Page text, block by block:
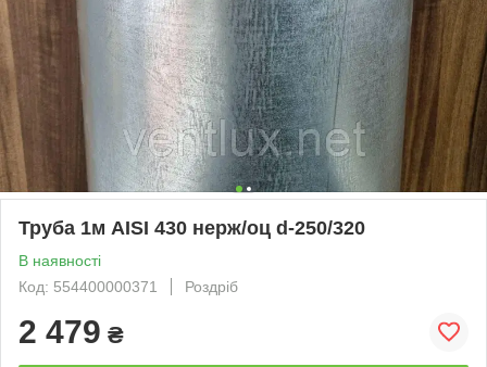
Труба 1м AISI 430 нерж/оц d-250/320
В наявності
Код: 554400000371
Роздріб
2 479 ₴